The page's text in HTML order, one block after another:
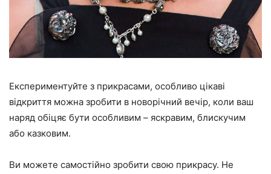
Експериментуйте з прикрасами, особливо цікаві
відкриття можна зробити в новорічний вечір, коли ваш
наряд обіцяє бути особливим – яскравим, блискучим
або казковим.
Ви можете самостійно зробити свою прикрасу. Не